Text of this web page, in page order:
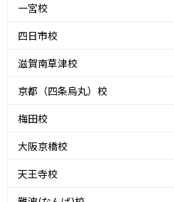
一宮校
四日市校
滋賀南草津校
京都（四条烏丸）校
梅田校
大阪京橋校
天王寺校